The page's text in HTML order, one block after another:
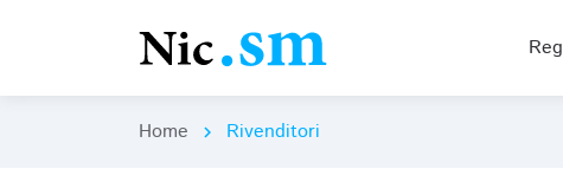
Home chevron_right Rivenditori